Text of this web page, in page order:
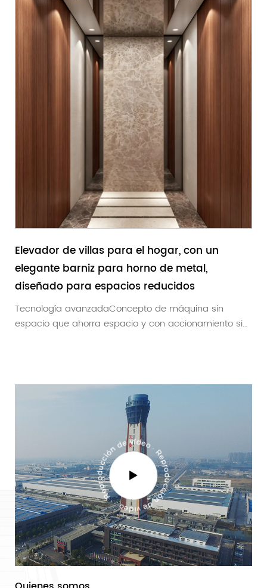
Elevador de villas para el hogar, con un
elegante barniz para horno de metal,
diseñado para espacios reducidos
Tecnología avanzadaConcepto de máquina sin
espacio que ahorra espacio y con accionamiento sin